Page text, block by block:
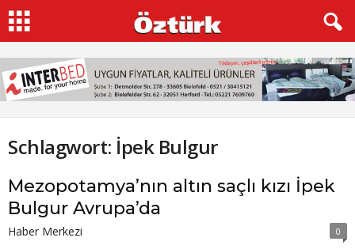
Schlagwort: İpek Bulgur
Mezopotamya’nın altın saçlı kızı İpek
Bulgur Avrupa’da
Haber Merkezi 0